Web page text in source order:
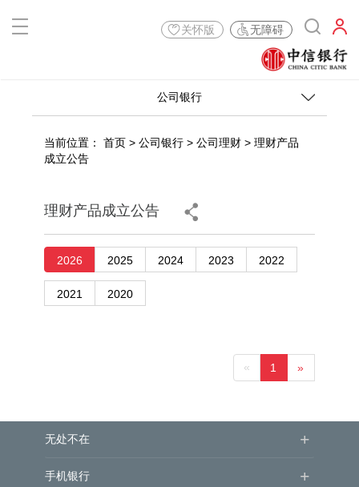
无障碍
关怀版
公司银行
当前位置：首页 >公司银行 >公司理财 >理财产品
成立公告
理财产品成立公告
2026 2025 2024 2023 2022
2021 2020
« 1 »
无处不在 +
手机银行 +